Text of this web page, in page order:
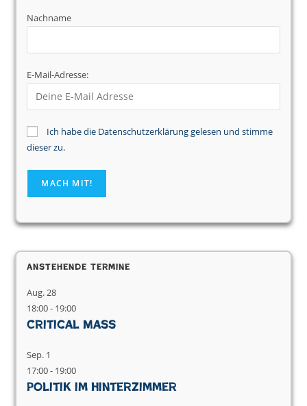
Nachname
E-Mail-Adresse:
Ich habe die Datenschutzerklärung gelesen und stimme
dieser zu.
Anstehende Termine
Aug.28
18:00- 19:00
Critical Mass
Sep. 1
17:00- 19:00
Politik im Hinterzimmer